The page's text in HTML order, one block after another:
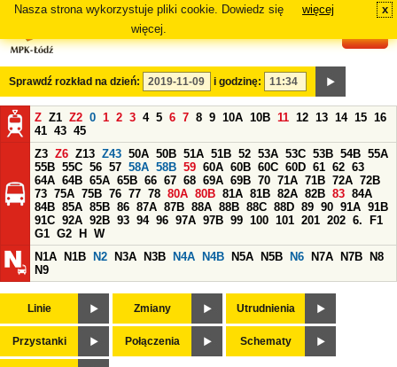
Nasza strona wykorzystuje pliki cookie. Dowiedz się
więcej.
więcej x
Sprawdź rozkład na dzień: i godzinę:
Z Z1 Z2 0 1 2 3 4 5 6 7 8 9 10A 10B 11 12 13 14 15 16
41 43 45
Z3 Z6 Z13 Z43 50A 50B 51A 51B 52 53A 53C 53B 54B 55A
55B 55C 56 57 58A 58B 59 60A 60B 60C 60D 61 62 63
64A 64B 65A 65B 66 67 68 69A 69B 70 71A 71B 72A 72B
73 75A 75B 76 77 78 80A 80B 81A 81B 82A 82B 83 84A
84B 85A 85B 86 87A 87B 88A 88B 88C 88D 89 90 91A 91B
91C 92A 92B 93 94 96 97A 97B 99 100 101 201 202 6.
F1
G1 G2 H
W
N1A
N1B N2 N3A N3B N4A N4B N5A N5B N6 N7A N7B
N8
N9
Linie Zmiany Utrudnienia
Przystanki Połączenia Schematy